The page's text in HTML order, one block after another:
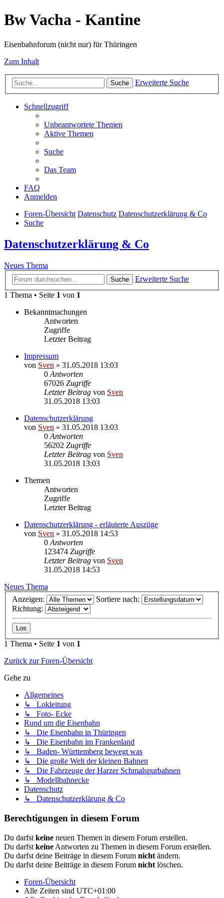
Bw Vacha - Kantine
Eisenbahnforum (nicht nur) für Thüringen
Zum Inhalt
Suche Erweiterte Suche
Schnellzugriff
Unbeantwortete Themen
Aktive Themen
Suche
Das Team
FAQ
Anmelden
Foren-Übersicht Datenschutz Datenschutzerklärung & Co
Suche
Datenschutzerklärung & Co
Neues Thema
Suche
Erweiterte Suche
1 Thema • Seite 1 von 1
Bekanntmachungen
Antworten
Zugriffe
Letzter Beitrag
Impressum
von Sven » 31.05.2018 13:03
0 Antworten
67026 Zugriffe
Letzter Beitrag von Sven
31.05.2018 13:03
Datenschutzerklärung
von Sven » 31.05.2018 13:03
0 Antworten
56202 Zugriffe
Letzter Beitrag von Sven
31.05.2018 13:03
Themen
Antworten
Zugriffe
Letzter Beitrag
Datenschutzerklärung - erläuterte Auszüge
von Sven » 31.05.2018 14:53
0 Antworten
123474 Zugriffe
Letzter Beitrag von Sven
31.05.2018 14:53
Neues Thema
Anzeigen:
Sortiere nach:
Richtung:
1 Thema • Seite 1 von 1
Zurück zur Foren-Übersicht
Gehe zu
Allgemeines
↳ Lokleitung
↳ Foto- Ecke
Rund um die Eisenbahn
↳ Die Eisenbahn in Thüringen
↳ Die Eisenbahn im Frankenland
↳ Baden- Württemberg bewegt was
↳ Die große Welt der kleinen Bahnen
↳ Die Fahrzeuge der Harzer Schmalspurbahnen
↳ Modellbahnecke
Datenschutz
↳ Datenschutzerklärung & Co
Berechtigungen in diesem Forum
Du darfst keine neuen Themen in diesem Forum erstellen.
Du darfst keine Antworten zu Themen in diesem Forum erstellen.
Du darfst deine Beiträge in diesem Forum nicht ändern.
Du darfst deine Beiträge in diesem Forum nicht löschen.
Foren-Übersicht
Alle Zeiten sind UTC+01:00